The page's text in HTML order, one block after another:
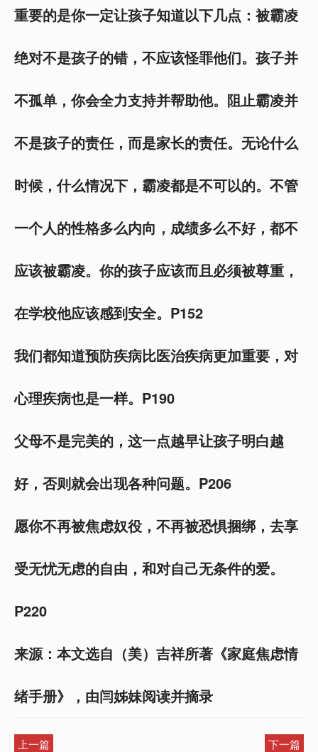
重要的是你一定让孩子知道以下几点：被霸凌
绝对不是孩子的错，不应该怪罪他们。孩子并
不孤单，你会全力支持并帮助他。阻止霸凌并
不是孩子的责任，而是家长的责任。无论什么
时候，什么情况下，霸凌都是不可以的。不管
一个人的性格多么内向，成绩多么不好，都不
应该被霸凌。你的孩子应该而且必须被尊重，
在学校他应该感到安全。P152
我们都知道预防疾病比医治疾病更加重要，对
心理疾病也是一样。P190
父母不是完美的，这一点越早让孩子明白越
好，否则就会出现各种问题。P206
愿你不再被焦虑奴役，不再被恐惧捆绑，去享
受无忧无虑的自由，和对自己无条件的爱。
P220
来源：本文选自（美）吉祥所著《家庭焦虑情
绪手册》，由闫姊妹阅读并摘录
上一篇 下一篇